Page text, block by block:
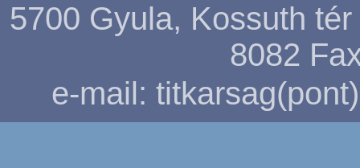
5700 Gyula, Kossuth
8082
e-mail: